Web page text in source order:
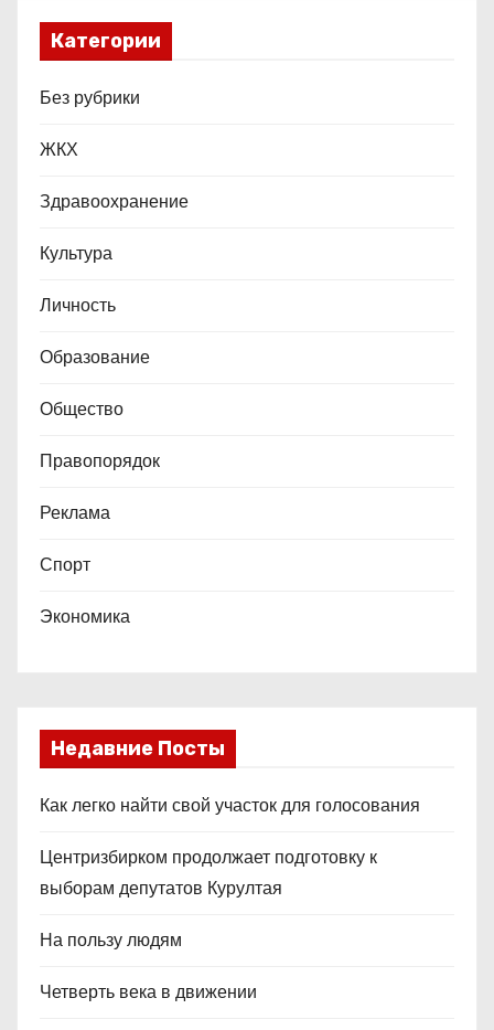
и
я
з
а
п
и
с
е
й
Категории
Без рубрики
ЖКХ
Здравоохранение
Культура
Личность
Образование
Общество
Правопорядок
Реклама
Спорт
Экономика
Недавние Посты
Как легко найти свой участок для голосования
Центризбирком продолжает подготовку к
выборам депутатов Курултая
На пользу людям
Четверть века в движении